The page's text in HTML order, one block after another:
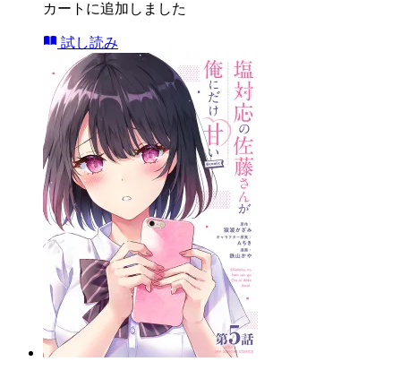
カートに追加しました
試し読み